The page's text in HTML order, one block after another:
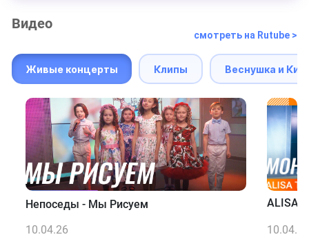
Видео
смотреть на Rutube >
Живые концерты Клипы Веснушка и
Непоседы - Мы Рисуем
10.04.26
ALISA
10.04.26